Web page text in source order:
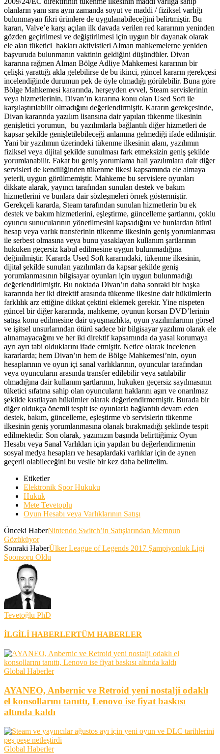
olanların yanı sıra aynı zamanda soyut ve maddi / fiziksel varlığı
bulunmayan fikri ürünlere de uygulanabileceğini belirtmiştir. Bu
kararı, Valve’e karşı açılan ilk davada verilen red kararının yeninden
gözden geçirilmesi ve değiştirilmesi için uygun bir dayanak olarak
ele alan tüketici hakları aktivistleri Alman mahkemelerne yeniden
başvuruda bulunmanın vaktinin geldiğini düşündüler. Divan
kararına rağmen Alman Bölge Adliye Mahkemesi kararının bir
çelişki yarattığı akla gelebilirse de bu ikinci, güncel kararın gerekçesi
incelendiğinde durumun pek de öyle olmadığı görülebilir. Buna göre
Bölge Mahkemesi kararında, herşeyden evvel, Steam servislerinin
veya hizmetlerinin, Divan’ın kararına konu olan Used Soft ile
karşılaştırılabilir olmadığını değerlendirmiştir. Kararın gerekçesinde,
Divan kararında yazılım lisansına dair yapılan tükenme ilkesinin
genişletici yorumun, bu yazılımlarla bağlantılı diğer hizmetleri de
kapsar şekilde genişletilebileceği anlamına gelmediği ifade edilmiştir.
Yani bir yazılımın üzerindeki tükenme ilkesinin alanı, yazılımın
fiziksel veya dijital şekilde sunulması fark etmeksizin geniş şekilde
yorumlanabilir. Fakat bu geniş yorumlama hali yazılımlara dair diğer
servisleri de kendiliğinden tükenme ilkesi kapsamında ele almaya
yeterli, uygun görülmemiştir. Mahkeme bu servislere oyunları
dikkate alarak, yayıncı tarafından sunulan destek ve bakım
hizmetlerini ve bunlara dair sözleşmeleri örnek göstermiştir.
Gerekçeli kararda, Steam tarafından sunulan hizmetlerin bu ek
destek ve bakım hizmetlerini, eşleştirme, güncelleme şartlarını, çoklu
oyuncu sunucularının yönetilmesini kapsadığını ve bunlardan ötürü
hesap veya varlık transferinin tükenme ilkesinin geniş yorumlanması
ile serbest olmasına veya bunu yasaklayan kullanım şartlarının
hukuken geçersiz kabul edilmesine uygun bulunmadığına
değinilmiştir. Kararda Used Soft kararındaki, tükenme ilkesinin,
dijital şekilde sunulan yazılımları da kapsar şekilde geniş
yorumlanmasının bilgisayar oyunları için uygun bulunmadığı
değerlendirilmiştir. Bu noktada Divan’ın daha sonraki bir başka
kararında her iki direktif arasında tükenme ilkesine dair hükümlerin
farklılık arz ettiğine dikkat çektini eklemek gerekir. Yine nispeten
güncel bir diğer kararında, mahkeme, oyunun korsan DVD’lerinin
satışa konu edilmesine dair uyuşmazlıkta, oyun yazılımlarının görsel
ve işitsel unsurlarından ötürü sadece bir bilgisayar yazılımı olarak ele
alınamayacağını ve her iki direktif kapsamında da yasal korumaya
ayrı ayrı tabi olduklarını ifade etmiştir. Netice olarak incelenen
kararlarda; hem Divan’ın hem de Bölge Mahkemesi’nin, oyun
hesaplarının ve oyun içi sanal varlıklarının, oyuncular tarafından
veya oyuncuların arasında transfer edilebilir veya satılabilir
olmadığına dair kullanım şartlarının, hukuken geçersiz sayılmasının
tüketici sıfatına sahip olan oyuncuların haklarını aşırı ve onarılmaz
şekilde kısıtlayan hükümler olarak değerlendirmemiştir. Burada bir
diğer oldukça önemli tespit ise oyunlarla bağlantılı devam eden
destek, bakım, güncelleme, eşleştirme vb servislerin tükenme
ilkesinin geniş yorumlanmasına olanak bırakmadığı şeklinde tespit
edilmektedir. Son olarak, yazımızın başında belirttiğimiz Oyun
Hesabı veya Sanal Varlıkları için yapılan bu değerlendirmenin
sosyal medya hesapları ve hesaplardaki varlıklar için de aynen
geçerli olabileceğini bu vesile bir kez daha belirtelim.
Etiketler
Elektronik Spor Hukuku
Hukuk
Mete Tevetoplu
Oyun Hesabı veya Varlıklarının Satışı
Önceki HaberNintendo Switch’in Satışlarından Memnun
Gözüküyor
Sonraki HaberÜlker League of Legends 2017 Şampiyonluk Ligi
Sponsoru Oldu
Tevetoğlu PhD
İLGİLİ HABERLERTÜM HABERLER
Global Haberler
AYANEO, Anbernic ve Retroid yeni nostalji odaklı
el konsollarını tanıttı, Lenovo ise fiyat baskısı
altında kaldı
Global Haberler